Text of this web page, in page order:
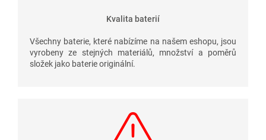
Kvalita baterií
Všechny baterie, které nabízíme na našem eshopu, jsou
vyrobeny ze stejných materiálů, množství a poměrů
složek jako baterie originální.